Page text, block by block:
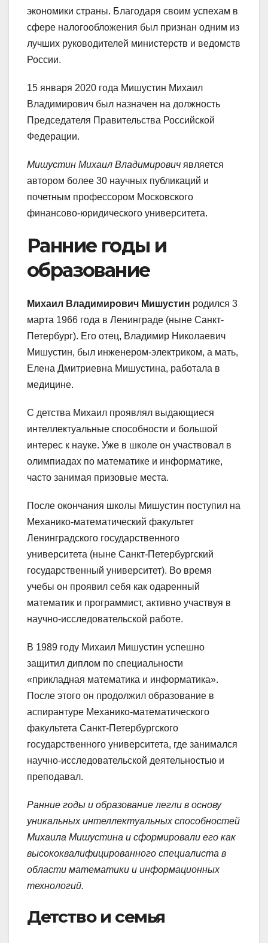
экономики страны. Благодаря своим успехам в
сфере налогообложения был признан одним из
лучших руководителей министерств и ведомств
России.
15 января 2020 года Мишустин Михаил
Владимирович был назначен на должность
Председателя Правительства Российской
Федерации.
Мишустин Михаил Владимирович является
автором более 30 научных публикаций и
почетным профессором Московского
финансово-юридического университета.
Ранние годы и
образование
Михаил Владимирович Мишустин родился 3
марта 1966 года в Ленинграде (ныне Санкт-
Петербург). Его отец, Владимир Николаевич
Мишустин, был инженером-электриком, а мать,
Елена Дмитриевна Мишустина, работала в
медицине.
С детства Михаил проявлял выдающиеся
интеллектуальные способности и большой
интерес к науке. Уже в школе он участвовал в
олимпиадах по математике и информатике,
часто занимая призовые места.
После окончания школы Мишустин поступил на
Механико-математический факультет
Ленинградского государственного
университета (ныне Санкт-Петербургский
государственный университет). Во время
учебы он проявил себя как одаренный
математик и программист, активно участвуя в
научно-исследовательской работе.
В 1989 году Михаил Мишустин успешно
защитил диплом по специальности
«прикладная математика и информатика».
После этого он продолжил образование в
аспирантуре Механико-математического
факультета Санкт-Петербургского
государственного университета, где занимался
научно-исследовательской деятельностью и
преподавал.
Ранние годы и образование легли в основу
уникальных интеллектуальных способностей
Михаила Мишустина и сформировали его как
высококвалифицированного специалиста в
области математики и информационных
технологий.
Детство и семья